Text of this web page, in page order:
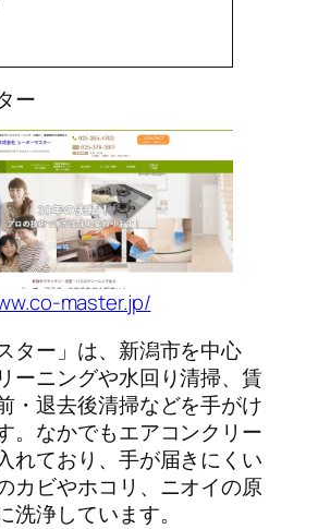
ー
master.jp/
ター」は、新潟市を中心
ーニングや水回り清掃、賃
・退去後清掃などを手がけ
。なかでもエアコンクリー
れており、手が届きにくい
カビやホコリ、ニオイの原
洗浄しています。